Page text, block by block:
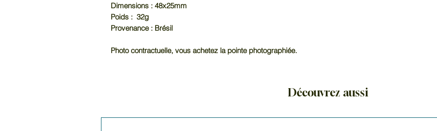
Dimensions : 48x25mm
Poids : 32g
Provenance : Brésil
Photo contractuelle, vous achetez la pointe photographiée.
Découvrez aussi